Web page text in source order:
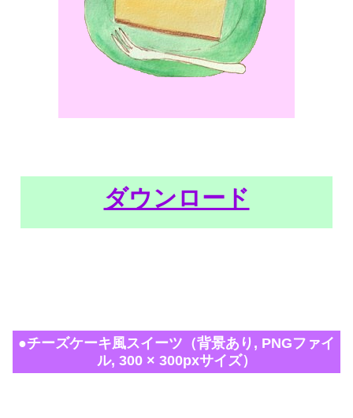
ダウンロード
●チーズケーキ風スイーツ（背景あり, PNGファイ
ル, 300 × 300pxサイズ）